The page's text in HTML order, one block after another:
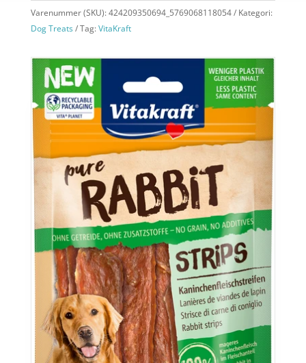
Varenummer (SKU):424209350694_5769068118054
Kategori:
Dog Treats
Tag:VitaKraft